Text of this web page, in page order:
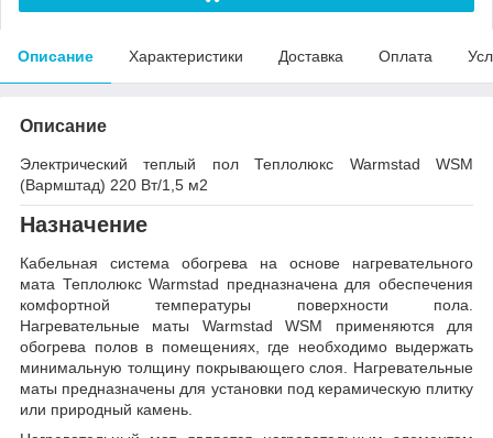
Описание Характеристики Доставка Оплата
Описание
Электрический теплый пол Теплолюкс Warmstad WSM
(Вармштад) 220 Вт/1,5 м2
Назначение
Кабельная система обогрева на основе нагревательного
мата Теплолюкс Warmstad предназначена для обеспечения
комфортной температуры поверхности пола.
Нагревательные маты Warmstad WSM применяются для
обогрева полов в помещениях, где необходимо выдержать
минимальную толщину покрывающего слоя. Нагревательные
маты предназначены для установки под керамическую плитку
или природный камень.